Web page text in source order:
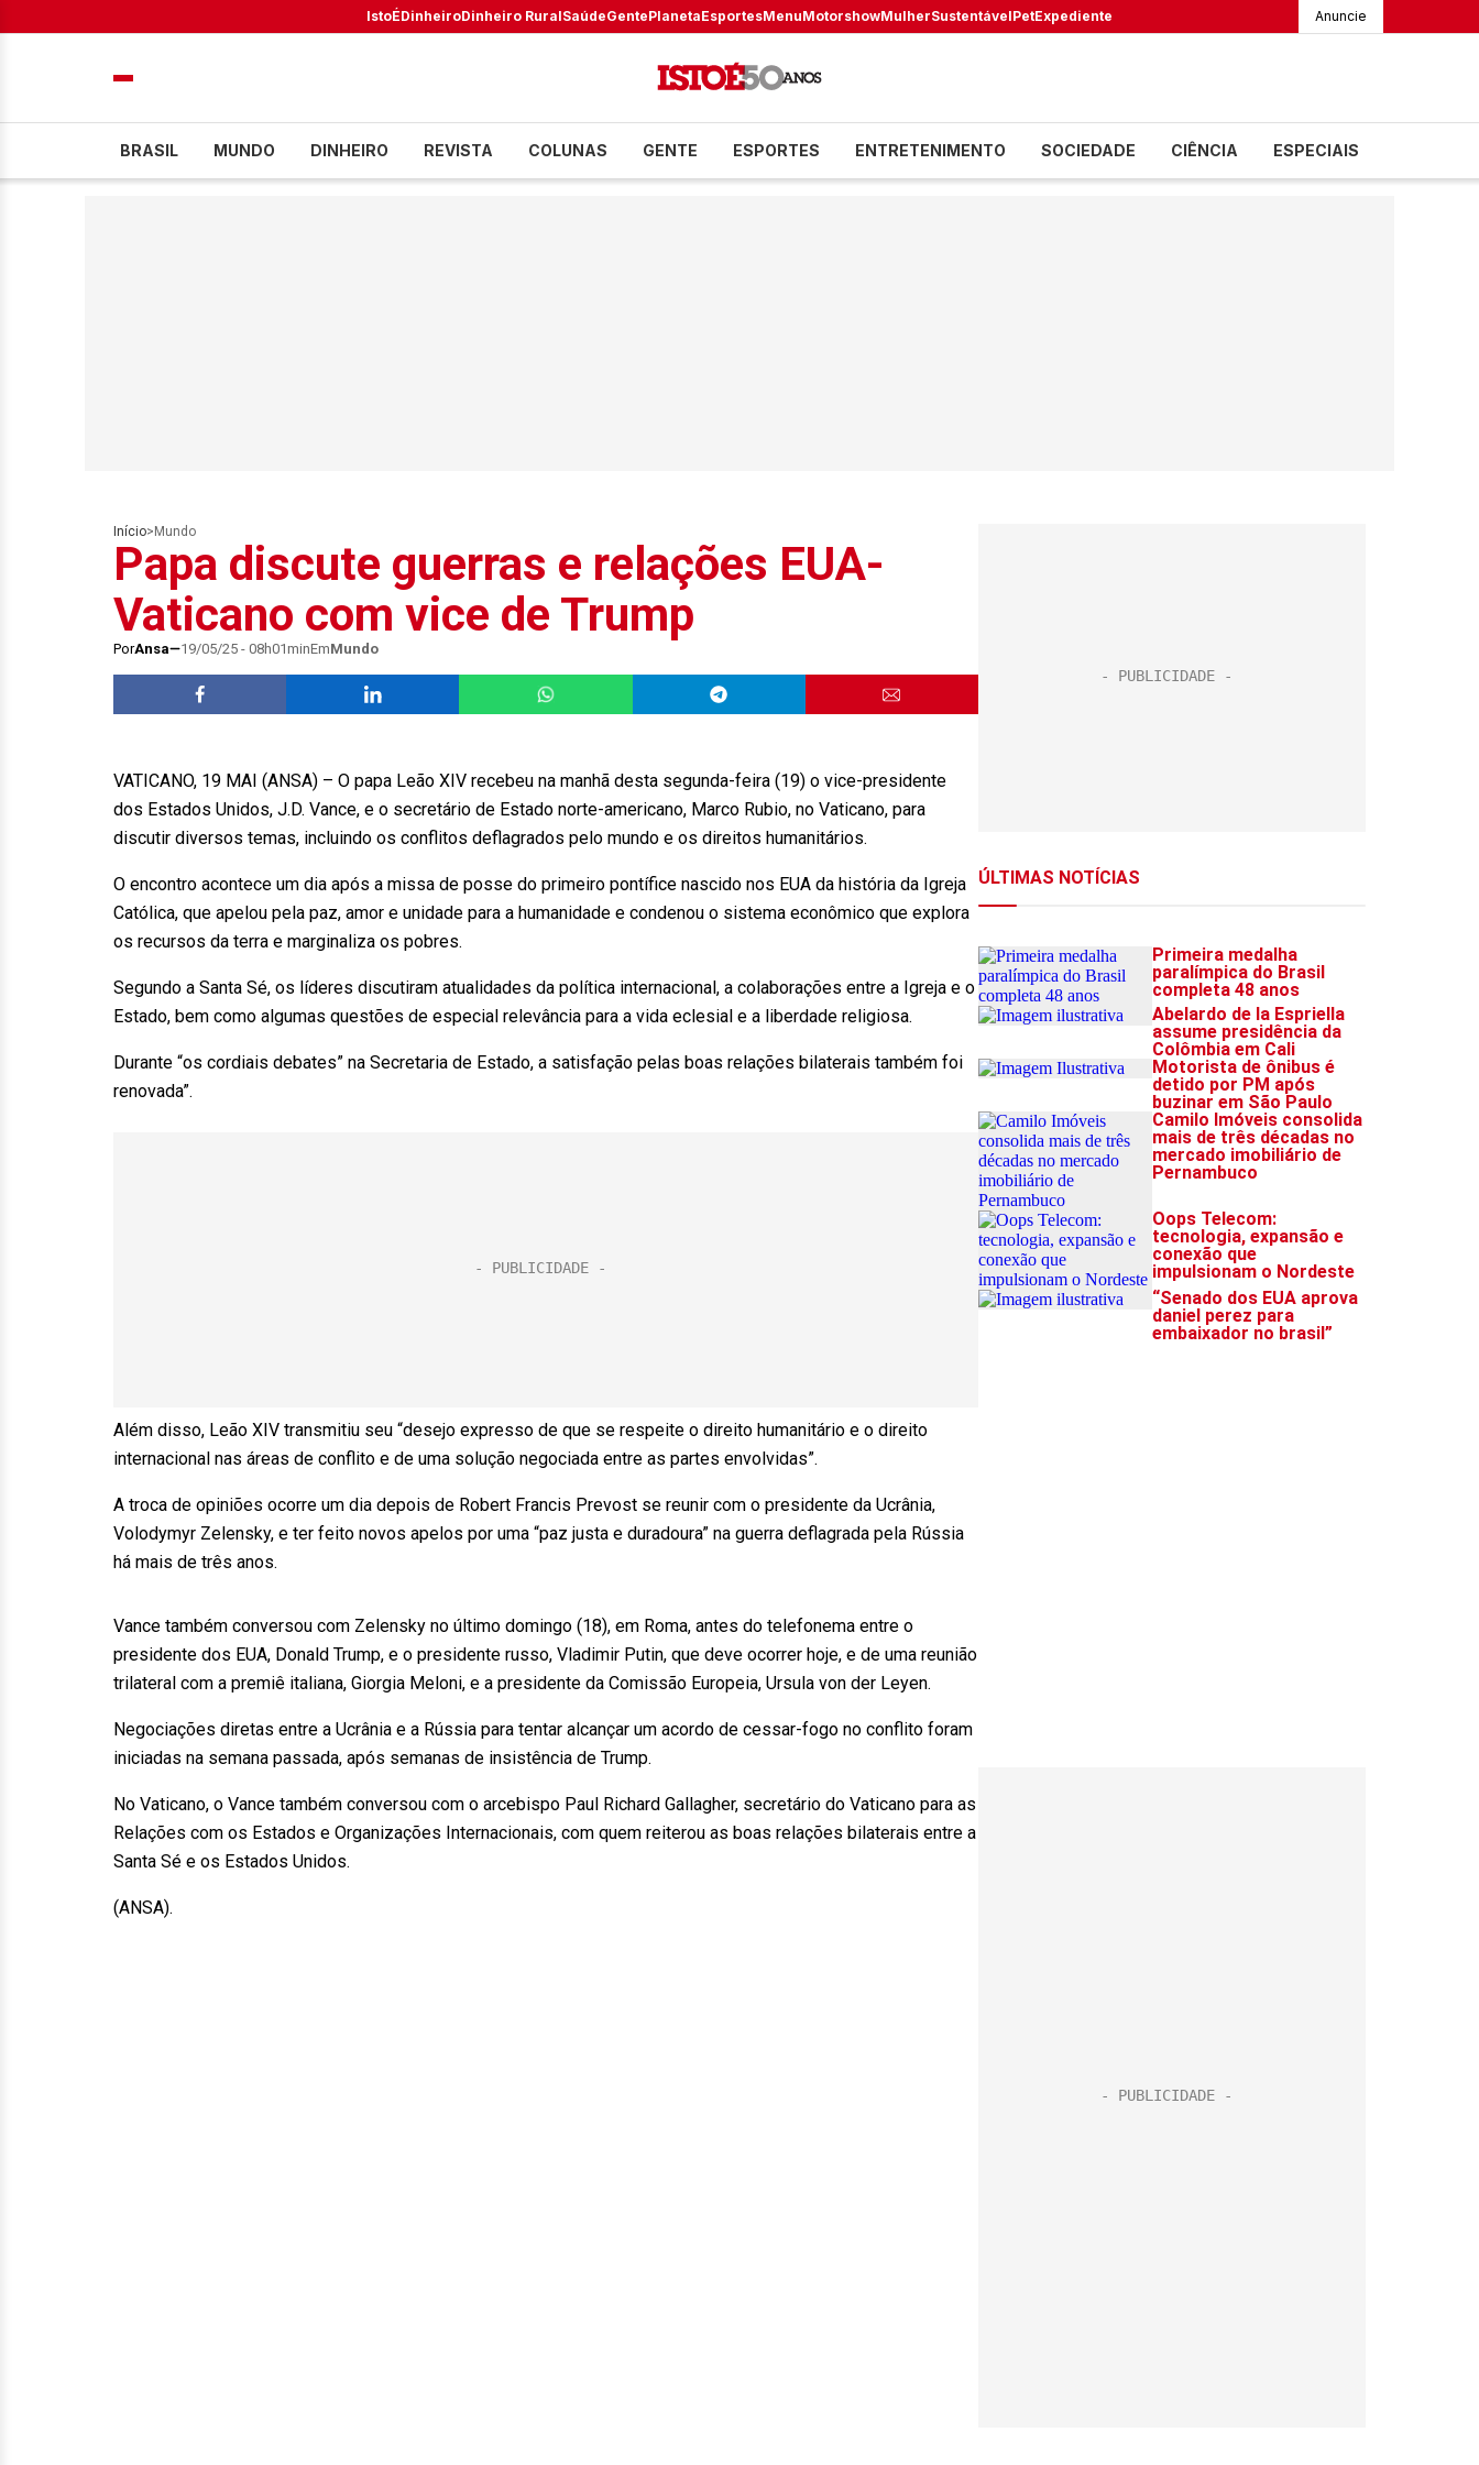
IstoÉDinheiroDinheiro RuralSaúdeGentePlanetaEsportesMenuMotorshowMulherSustentávelPetExpediente Anuncie
BRASIL MUNDO DINHEIRO REVISTA COLUNAS GENTE ESPORTES ENTRETENIMENTO SOCIEDADE CIÊNCIA ESPECIAIS
Início> Mundo
Papa discute guerras e relações EUA-
Vaticano com vice de Trump
PorAnsa 19/05/25 - 08h01minEmMundo
VATICANO, 19 MAI (ANSA) – O papa Leão XIV recebeu na manhã desta segunda-feira (19) o vice-presidente
dos Estados Unidos, J.D. Vance, e o secretário de Estado norte-americano, Marco Rubio, no Vaticano, para
discutir diversos temas, incluindo os conflitos deflagrados pelo mundo e os direitos humanitários.
O encontro acontece um dia após a missa de posse do primeiro pontífice nascido nos EUA da história da Igreja
Católica, que apelou pela paz, amor e unidade para a humanidade e condenou o sistema econômico que explora
os recursos da terra e marginaliza os pobres.
Segundo a Santa Sé, os líderes discutiram atualidades da política internacional, a colaborações entre a Igreja e o
Estado, bem como algumas questões de especial relevância para a vida eclesial e a liberdade religiosa.
Durante “os cordiais debates” na Secretaria de Estado, a satisfação pelas boas relações bilaterais também foi
renovada”.
Além disso, Leão XIV transmitiu seu “desejo expresso de que se respeite o direito humanitário e o direito
internacional nas áreas de conflito e de uma solução negociada entre as partes envolvidas”.
A troca de opiniões ocorre um dia depois de Robert Francis Prevost se reunir com o presidente da Ucrânia,
Volodymyr Zelensky, e ter feito novos apelos por uma “paz justa e duradoura” na guerra deflagrada pela Rússia
há mais de três anos.
Vance também conversou com Zelensky no último domingo (18), em Roma, antes do telefonema entre o
presidente dos EUA, Donald Trump, e o presidente russo, Vladimir Putin, que deve ocorrer hoje, e de uma reunião
trilateral com a premiê italiana, Giorgia Meloni, e a presidente da Comissão Europeia, Ursula von der Leyen.
Negociações diretas entre a Ucrânia e a Rússia para tentar alcançar um acordo de cessar-fogo no conflito foram
iniciadas na semana passada, após semanas de insistência de Trump.
No Vaticano, o Vance também conversou com o arcebispo Paul Richard Gallagher, secretário do Vaticano para as
Relações com os Estados e Organizações Internacionais, com quem reiterou as boas relações bilaterais entre a
Santa Sé e os Estados Unidos.
(ANSA).